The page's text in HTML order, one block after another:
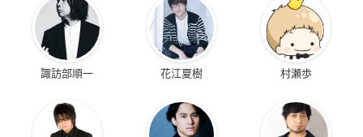
諏訪部順一 花江夏樹 村瀬歩